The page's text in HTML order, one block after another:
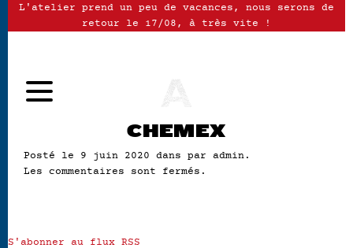
L'atelier prend un peu de vacances, nous serons de
retour le 17/08, à très vite !
CHEMEX
Posté le 9 juin 2020 dans par admin.
Les commentaires sont fermés.
S'abonner au flux RSS